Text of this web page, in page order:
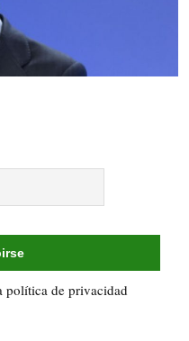
política de privacidad